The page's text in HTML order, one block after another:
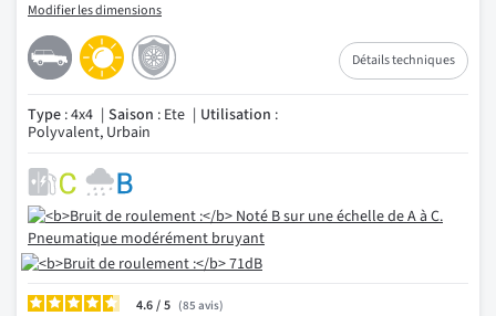
Modifier les dimensions
Détails techniques
Type : 4x4 Saison : Ete Utilisation :
Polyvalent, Urbain
4.6/ 85 avis